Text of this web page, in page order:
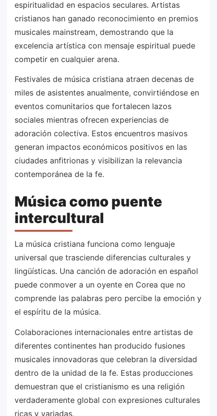
espiritualidad en espacios seculares. Artistas
cristianos han ganado reconocimiento en premios
musicales mainstream, demostrando que la
excelencia artística con mensaje espiritual puede
competir en cualquier arena.
Festivales de música cristiana atraen decenas de
miles de asistentes anualmente, convirtiéndose en
eventos comunitarios que fortalecen lazos
sociales mientras ofrecen experiencias de
adoración colectiva. Estos encuentros masivos
generan impactos económicos positivos en las
ciudades anfitrionas y visibilizan la relevancia
contemporánea de la fe.
Música como puente
intercultural
La música cristiana funciona como lenguaje
universal que trasciende diferencias culturales y
lingüísticas. Una canción de adoración en español
puede conmover a un oyente en Corea que no
comprende las palabras pero percibe la emoción y
el espíritu de la música.
Colaboraciones internacionales entre artistas de
diferentes continentes han producido fusiones
musicales innovadoras que celebran la diversidad
dentro de la unidad de la fe. Estas producciones
demuestran que el cristianismo es una religión
verdaderamente global con expresiones culturales
ricas y variadas.